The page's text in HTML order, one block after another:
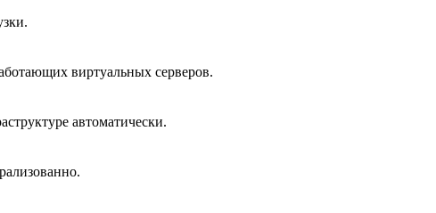
виртуальных серверов.
автоматически.